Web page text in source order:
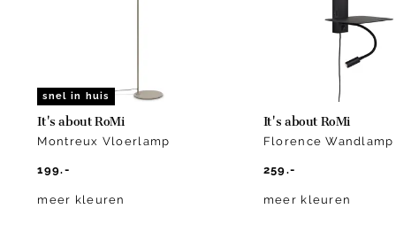
snel in huis
It's about RoMi
Montreux Vloerlamp
199.-
meer kleuren
It's about RoMi
Florence Wandlamp
259.-
meer kleuren